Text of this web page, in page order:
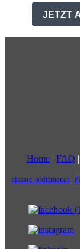
Home | FAQ |
classic-oldtimer.at |